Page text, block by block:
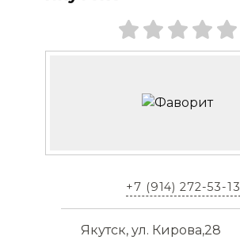
+7 (914) 272-53-13
Якутск, ул. Кирова,28